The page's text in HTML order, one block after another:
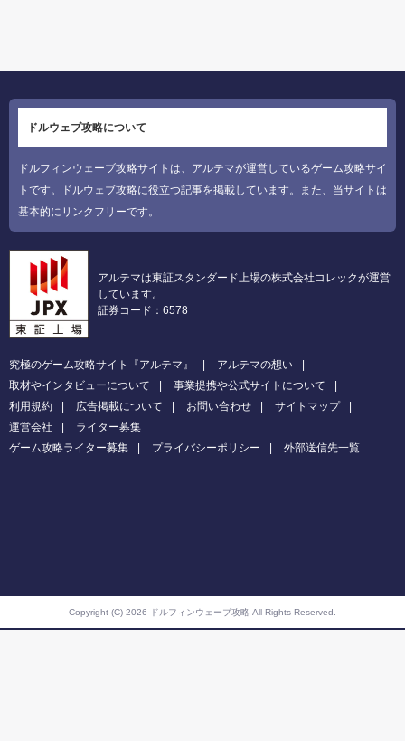
ドルウェブ攻略について
ドルフィンウェーブ攻略サイトは、アルテマが運営しているゲーム攻略サイ
トです。ドルウェブ攻略に役立つ記事を掲載しています。また、当サイトは
基本的にリンクフリーです。
アルテマは東証スタンダード上場の株式会社コレックが運営
しています。
証券コード：6578
究極のゲーム攻略サイト『アルテマ』
アルテマの想い
取材やインタビューについて
事業提携や公式サイトについて
利用規約
広告掲載について お問い合わせ
サイトマップ
運営会社
ライター募集
ゲーム攻略ライター募集
プライバシーポリシー 外部送信先一覧
Copyright (C) 2026 ドルフィンウェーブ攻略 All Rights Reserved.